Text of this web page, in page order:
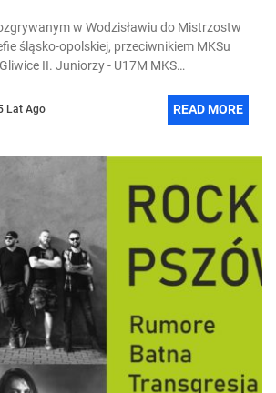
w Wodzisławiu do Mistrzostw
śląsko-opolskiej, przeciwnikiem MKSu
II. Juniorzy - U17M MKS
Lat Ago READ MORE